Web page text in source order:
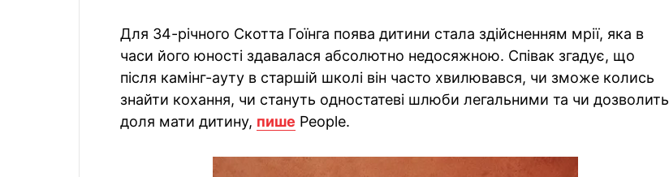
Для 34-річного Скотта Гоїнга поява дитини стала здійсненням мрії, яка в
часи його юності здавалася абсолютно недосяжною. Співак згадує, що
після камінг-ауту в старшій школі він часто хвилювався, чи зможе колись
знайти кохання, чи стануть одностатеві шлюби легальними та чи дозволить
доля мати дитину, пише People.